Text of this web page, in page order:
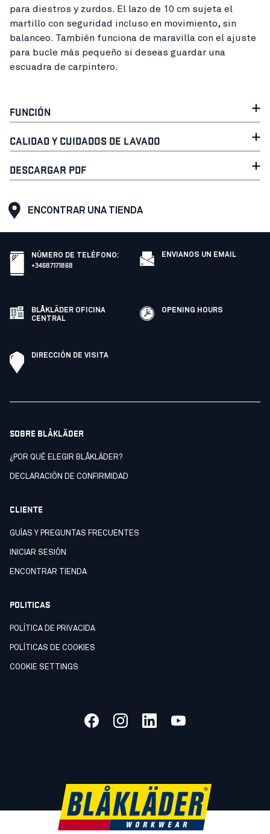
para diestros y zurdos. El lazo de 10 cm sujeta el
martillo con seguridad incluso en movimiento, sin
balanceo. También funciona de maravilla con el ajuste
para bucle más pequeño si deseas guardar una
escuadra de carpintero.
FUNCIÓN
CALIDAD Y CUIDADOS DE LAVADO
DESCARGAR PDF
ENCONTRAR UNA TIENDA
NÚMERO DE TELÉFONO:
+34687171868
ENVIANOS UN EMAIL
BLÅKLÄDER OFICINA
CENTRAL
OPENING HOURS
DIRECCIÓN DE VISITA
SOBRE BLÅKLÄDER
¿POR QUÉ ELEGIR BLÅKLÄDER?
DECLARACIÒN DE CONFIRMIDAD
CLIENTE
GUÍAS Y PREGUNTAS FRECUENTES
INICIAR SESIÓN
ENCONTRAR TIENDA
POLITICAS
POLÍTICA DE PRIVACIDA
POLÍTICAS DE COOKIES
COOKIE SETTINGS